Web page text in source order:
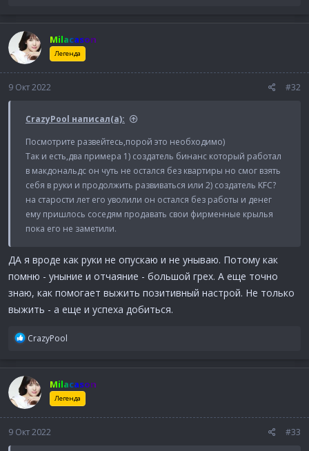
к
ц
и
и
Milacason
Легенда
9 Окт 2022 #32
CrazyPool написал(а):
Посмотрите развейтесь,порой это необходимо)
Так и есть,два примера 1) создатель бинанс который работал
в макдональдс он чуть не остался без квартиры но смог взять
себя в руки и продолжить развиваться или 2) создатель KFC?
на старости лет его уволили он остался без работы и денег
ему пришлось соседям продавать свои фирменные крылья
пока его не заметили.
ДА я вроде как руки не опускаю и не унываю. Потому как
помню - уныние и отчаяние - большой грех. А еще точно
знаю, как помогает выжить позитивный настрой. Не только
выжить - а еще и успеха добиться.
Р
к
ц
и
и
CrazyPool
Milacason
Легенда
9 Окт 2022 #33